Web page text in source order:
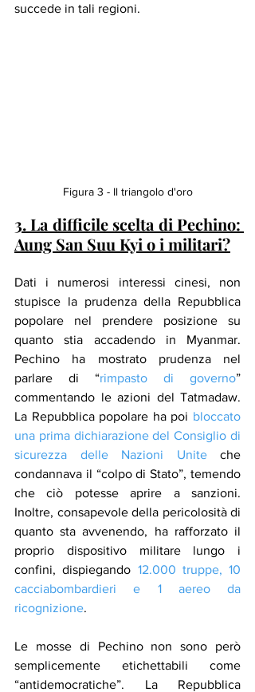
succede in tali regioni.
Figura 3 - Il triangolo d'oro
3. La difficile scelta di Pechino:
Aung San Suu Kyi o i militari?
Dati i numerosi interessi cinesi, non
stupisce la prudenza della Repubblica
popolare nel prendere posizione su
quanto stia accadendo in Myanmar.
Pechino ha mostrato prudenza nel
parlare di “rimpasto di governo”
commentando le azioni del Tatmadaw.
La Repubblica popolare ha poi bloccato
una prima dichiarazione del Consiglio di
sicurezza delle Nazioni Unite che
condannava il “colpo di Stato”, temendo
che ciò potesse aprire a sanzioni.
Inoltre, consapevole della pericolosità di
quanto sta avvenendo, ha rafforzato il
proprio dispositivo militare lungo i
confini, dispiegando 12.000 truppe, 10
cacciabombardieri e 1 aereo da
ricognizione.
Le mosse di Pechino non sono però
semplicemente etichettabili come
“antidemocratiche”. La Repubblica